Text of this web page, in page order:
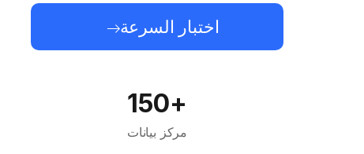
اختبار السرعة
+150
مركز بيانات